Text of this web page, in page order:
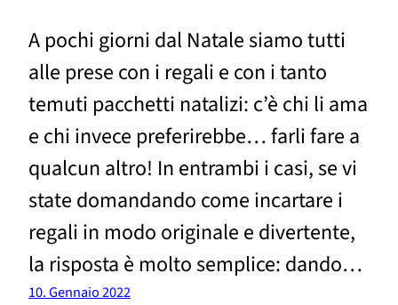
A pochi giorni dal Natale siamo tutti
alle prese con i regali e con i tanto
temuti pacchetti natalizi: c’è chi li ama
e chi invece preferirebbe… farli fare a
qualcun altro! In entrambi i casi, se vi
state domandando come incartare i
regali in modo originale e divertente,
la risposta è molto semplice: dando…
10. Gennaio 2022